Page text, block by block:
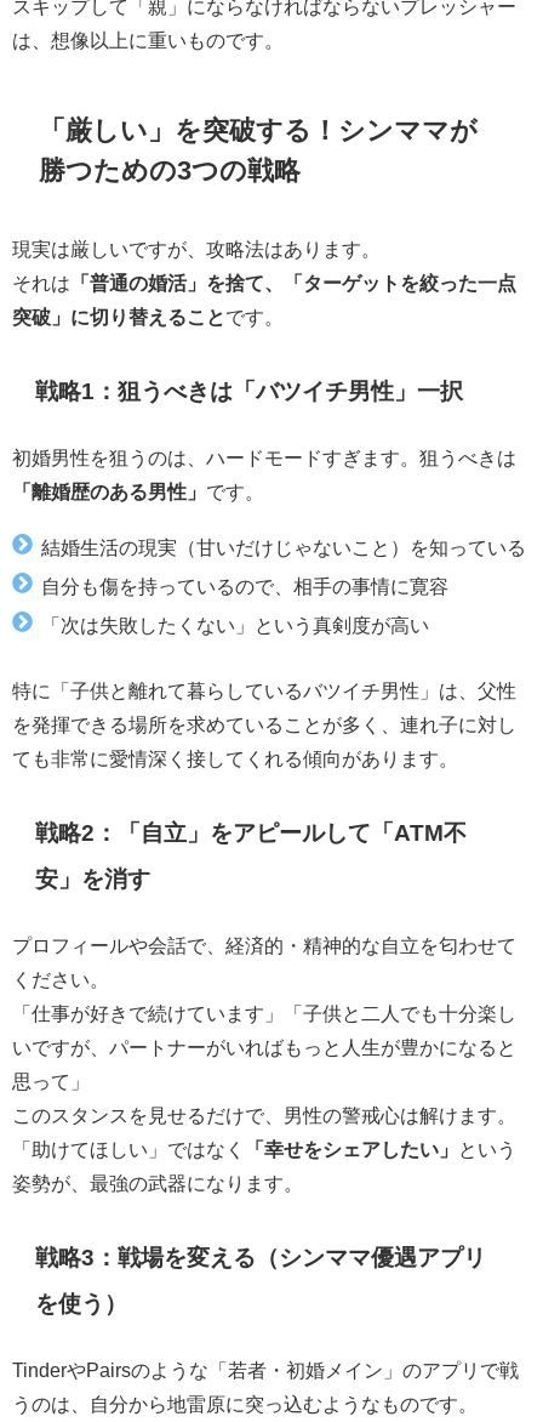
スキップして「親」にならなければならないプレッシャー
は、想像以上に重いものです。
「厳しい」を突破する！シンママが
勝つための3つの戦略
現実は厳しいですが、攻略法はあります。
それは 「普通の婚活」を捨て、「ターゲットを絞った一点
突破」に切り替えることです。
戦略1：狙うべきは「バツイチ男性」一択
初婚男性を狙うのは、ハードモードすぎます。狙うべきは
「離婚歴のある男性」 です。
結婚生活の現実（甘いだけじゃないこと）を知っている
自分も傷を持っているので、相手の事情に寛容
「次は失敗したくない」という真剣度が高い
特に「子供と離れて暮らしているバツイチ男性」は、父性
を発揮できる場所を求めていることが多く、連れ子に対し
ても非常に愛情深く接してくれる傾向があります。
戦略2：「自立」をアピールして「ATM不
安」を消す
プロフィールや会話で、経済的・精神的な自立を匂わせて
ください。
「仕事が好きで続けています」「子供と二人でも十分楽し
いですが、パートナーがいればもっと人生が豊かになると
思って」
このスタンスを見せるだけで、男性の警戒心は解けます。
「助けてほしい」ではなく
「幸せをシェアしたい」
という
姿勢が、最強の武器になります。
戦略3：戦場を変える（シンママ優遇アプリ
を使う）
TinderやPairsのような「若者・初婚メイン」のアプリで戦
うのは、自分から地雷原に突っ込むようなものです。